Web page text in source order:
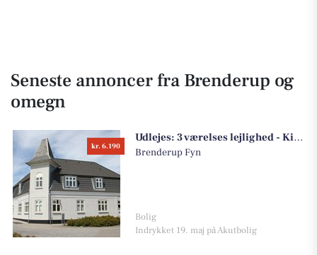
Seneste annoncer fra Brenderup og
omegn
kr. 6.190
Udlejes: 3 værelses lejlighed - Kirkevej, 5464 Brenderup Fyn
Brenderup Fyn
Bolig
Indrykket 19. maj på Akutbolig